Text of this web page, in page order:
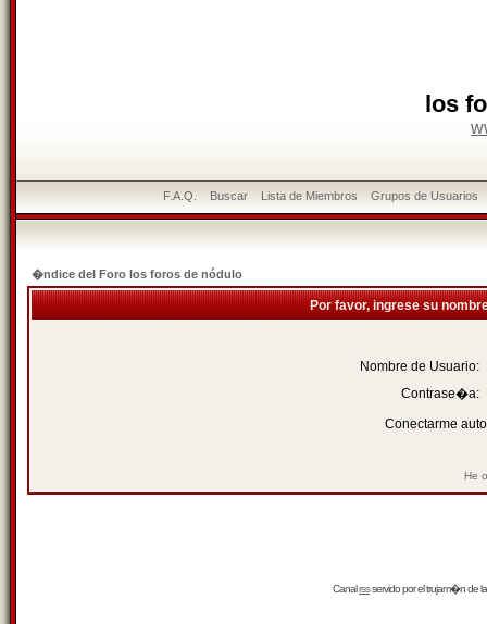
los
F.A.Q. Buscar Lista de Miembros Grupos de Usuarios
�ndice del Foro los foros de nódulo
Por favor, ingrese su
Nombre de Usuario:
Contrase�a:
Conectarme
He
Canalrssservido por eltrujam�nde